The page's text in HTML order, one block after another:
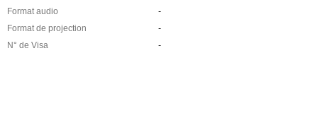
Format audio
-
Format de projection
-
N° de Visa
-